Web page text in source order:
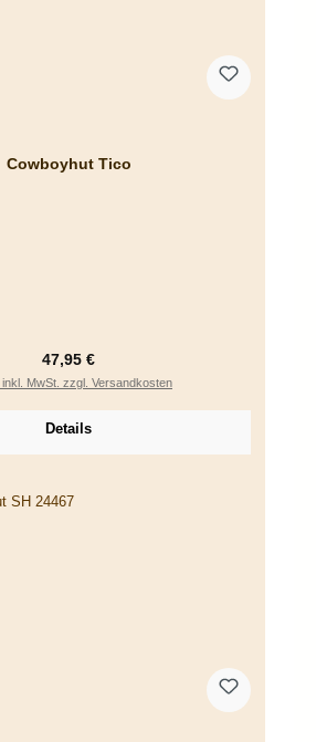
Cowboyhut Tico
Regulärer Preis:
47,95 €
inkl. MwSt. zzgl. Versandkosten
Details